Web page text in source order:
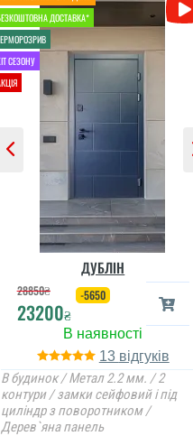
ДУБЛІН
28850₴
23200₴
-5650
13
В будинок / Метал 2.2 мм. / 2
контури / замки сейфовий і під
циліндр з поворотником /
Дерев`яна панель